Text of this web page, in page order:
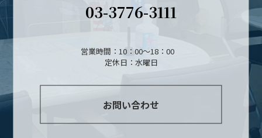
03-3776-3111
営業時間：10：00～18：00
定休日：水曜日
お問い合わせ